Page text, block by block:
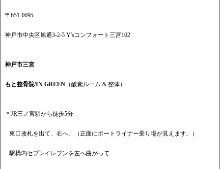
〒651-0095
神戸市中央区旭通3-2-5 Y'sコンフォート三宮102
神戸市三宮
もと整骨院/IN GREEN （酸素ルーム & 整体）
＊JR三ノ宮駅から徒歩5分
東口改札を出て、右へ。（正面にポートライナー乗り場が見えます。）
駅構内セブンイレブンを左へ曲がって